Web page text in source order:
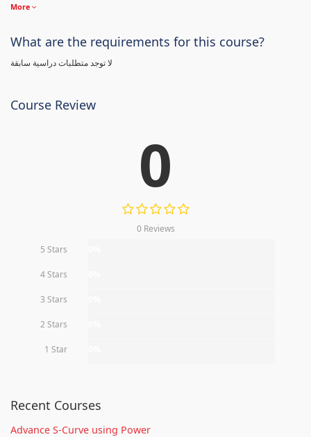
More
What are the requirements for this course?
لا توجد متطلبات دراسية سابقة
Course Review
0
0 Reviews
5 Stars
4 Stars
3 Stars
2 Stars
1 Star
Recent Courses
Advance S-Curve using Power